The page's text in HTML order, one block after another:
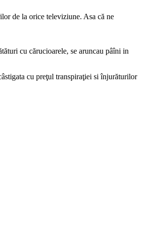
de la orice televiziune. Asa că ne
cu cărucioarele, se aruncau pâîni in
cu preţul transpiraţiei si înjurăturilor